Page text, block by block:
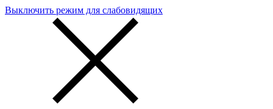
Выключить режим для слабовидящих